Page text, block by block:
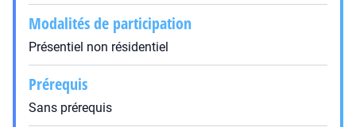
Modalités de participation
Présentiel non résidentiel
Prérequis
Sans prérequis